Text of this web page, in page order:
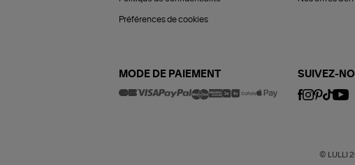
Préférences de cookies
MODE DE PAIEMENT SUIVEZ-
© LULLI